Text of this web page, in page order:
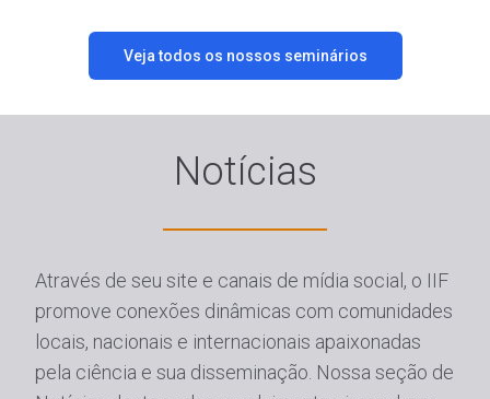
Veja todos os nossos seminários
Notícias
Através de seu site e canais de mídia social, o IIF
promove conexões dinâmicas com comunidades
locais, nacionais e internacionais apaixonadas
pela ciência e sua disseminação. Nossa seção de